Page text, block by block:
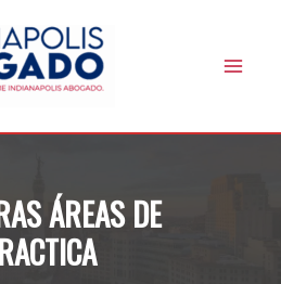
ÁREAS DE